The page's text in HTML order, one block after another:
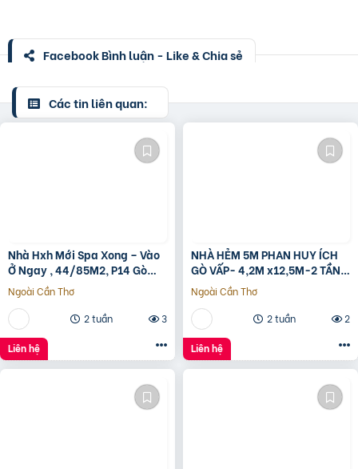
Facebook Bình luận - Like & Chia sẻ
Các tin liên quan:
Nhà Hxh Mới Spa Xong – Vào
Ở Ngay , 44/85M2, P14 Gò
Vấp, Giá 4.X Tỷ
Ngoài Cần Thơ
2 tuần
3
Liên hệ
NHÀ HẺM 5M PHAN HUY ÍCH
GÒ VẤP- 4,2M x12,5M-2 TẦNG
– GIÁ 4,4 TỶ
Ngoài Cần Thơ
2 tuần
2
Liên hệ